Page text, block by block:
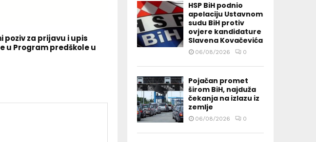
poziv za prijavu i upis
u Program predškole u
HSP BiH podnio
apelaciju Ustavnom
sudu BiH protiv
ovjere kandidature
Slavena Kovačevića
06/08/2026 0
Pojačan promet
širom BiH, najduža
čekanja na izlazu iz
zemlje
06/08/2026 0